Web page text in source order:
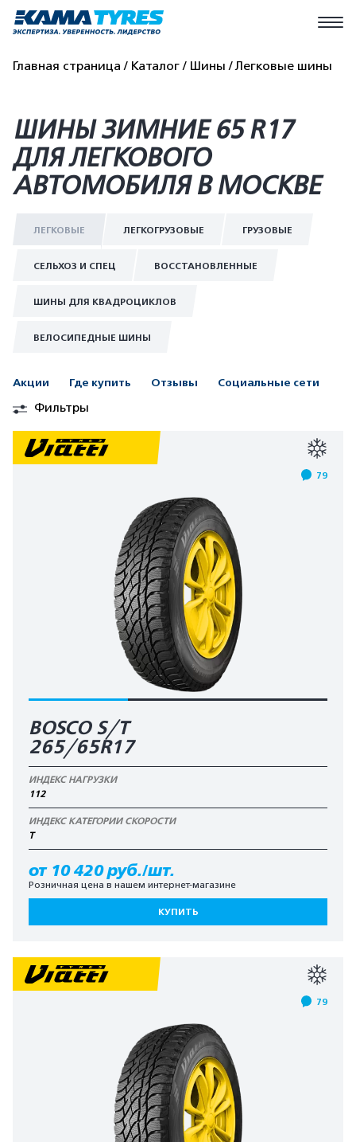
Главная страница Каталог Шины Легковые шины
ШИНЫ ЗИМНИЕ 65 R17
ДЛЯ ЛЕГКОВОГО
АВТОМОБИЛЯ В МОСКВЕ
ЛЕГКОВЫЕ ЛЕГКОГРУЗОВЫЕ ГРУЗОВЫЕ
СЕЛЬХОЗ И СПЕЦ ВОССТАНОВЛЕННЫЕ
ШИНЫ ДЛЯ КВАДРОЦИКЛОВ
ВЕЛОСИПЕДНЫЕ ШИНЫ
Акции Где купить Отзывы Социальные сети
Фильтры
79
BOSCO S/T
265/65R17
ИНДЕКС НАГРУЗКИ
112
ИНДЕКС КАТЕГОРИИ СКОРОСТИ
T
от 10 420 руб./шт.
Розничная цена в нашем интернет-магазине
КУПИТЬ
79